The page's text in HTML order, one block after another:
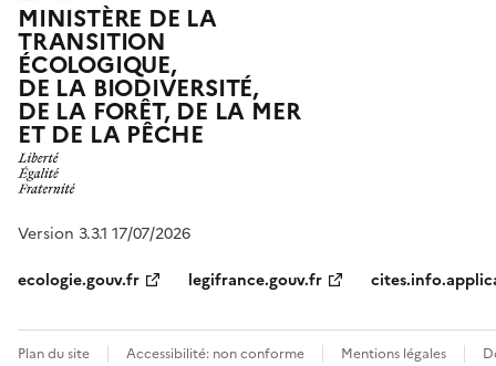
MINISTÈRE DE LA
TRANSITION
ÉCOLOGIQUE,
DE LA BIODIVERSITÉ,
DE LA FORÊT, DE LA MER
ET DE LA PÊCHE
Version 3.3.1 17/07/2026
ecologie.gouv.fr
legifrance.gouv.fr
Plan du site Accessibilité: non conforme Mentions légales